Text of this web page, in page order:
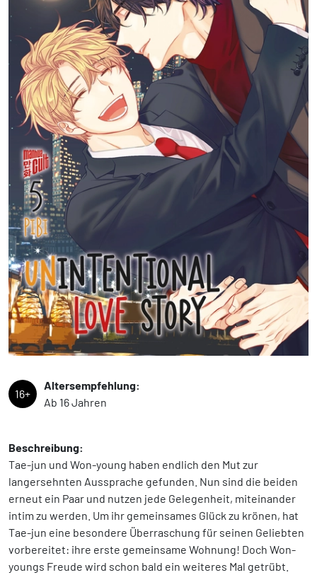
16+
Altersempfehlung:
Ab 16 Jahren
Beschreibung:
Tae-jun und Won-young haben endlich den Mut zur
langersehnten Aussprache gefunden. Nun sind die beiden
erneut ein Paar und nutzen jede Gelegenheit, miteinander
intim zu werden. Um ihr gemeinsames Glück zu krönen, hat
Tae-jun eine besondere Überraschung für seinen Geliebten
vorbereitet: ihre erste gemeinsame Wohnung! Doch Won-
youngs Freude wird schon bald ein weiteres Mal getrübt.